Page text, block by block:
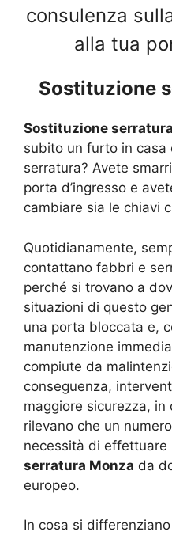
consulenza
alla tua
Sostituzione
Sostituzione
subito un furto in casa
serratura? Avete
porta d’ingresso e
cambiare sia le chiavi
Quotidianamente,
contattano fabbri e
perché si trovano a
situazioni di questo
una porta bloccata e,
manutenzione
compiute da
conseguenza,
maggiore sicurezza,
rilevano che un
necessità di effettuare
serratura Monza da
europeo.
In cosa si